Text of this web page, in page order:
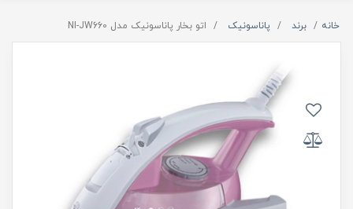
خانه برند پاناسونیک اتو بخار پاناسونیک مدل NI-JW660